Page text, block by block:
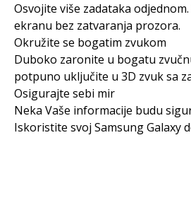
Osvojite više zadataka
ekranu bez zatvaranja prozora.
Okružite se bogatim zvukom
Duboko zaronite u bogatu
potpuno uključite u 3D zvuk sa
Osigurajte sebi mir
Neka Vaše informacije budu
Iskoristite svoj Samsung Galaxy